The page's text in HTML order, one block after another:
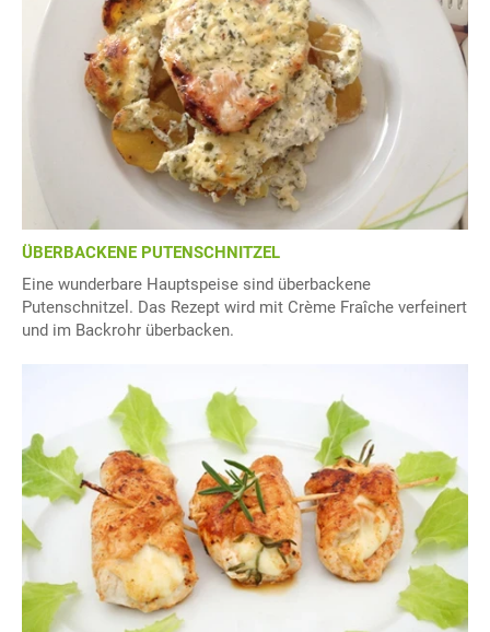
ÜBERBACKENE PUTENSCHNITZEL
Eine wunderbare Hauptspeise sind überbackene
Putenschnitzel. Das Rezept wird mit Crème Fraîche verfeinert
und im Backrohr überbacken.